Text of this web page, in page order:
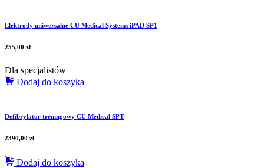
Elektrody uniwersalne CU Medical Systems iPAD SP1
255,00 zł
Dla specjalistów
Dodaj do koszyka
Defibrylator treningowy CU Medical SPT
2390,00 zł
Dodaj do koszyka